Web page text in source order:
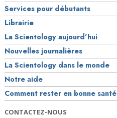
Services pour débutants
Librairie
La Scientology aujourd’hui
Nouvelles journalières
La Scientology dans le monde
Notre aide
Comment rester en bonne santé
CONTACTEZ-NOUS